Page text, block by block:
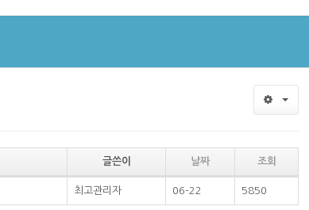
글쓴이 날짜 조회
최고관리자 06-22 5850